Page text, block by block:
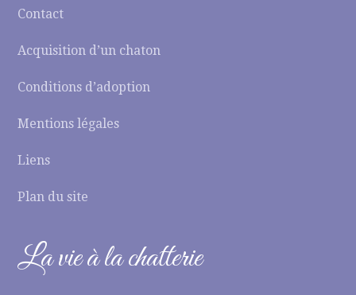
Contact
Acquisition d’un chaton
Conditions d’adoption
Mentions légales
Liens
Plan du site
La vie à la chatterie